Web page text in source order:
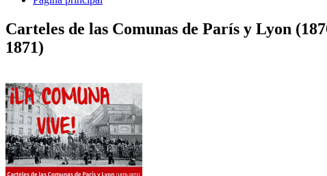
Carteles de las Comunas de París y Lyon
1871)